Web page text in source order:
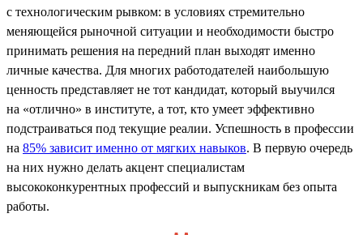
с технологическим рывком: в условиях стремительно
меняющейся рыночной ситуации и необходимости быстро
принимать решения на передний план выходят именно
личные качества. Для многих работодателей наибольшую
ценность представляет не тот кандидат, который выучился
на «отлично» в институте, а тот, кто умеет эффективно
подстраиваться под текущие реалии. Успешность в профессии
на 85% зависит именно от мягких навыков. В первую очередь
на них нужно делать акцент специалистам
высококонкурентных профессий и выпускникам без опыта
работы.